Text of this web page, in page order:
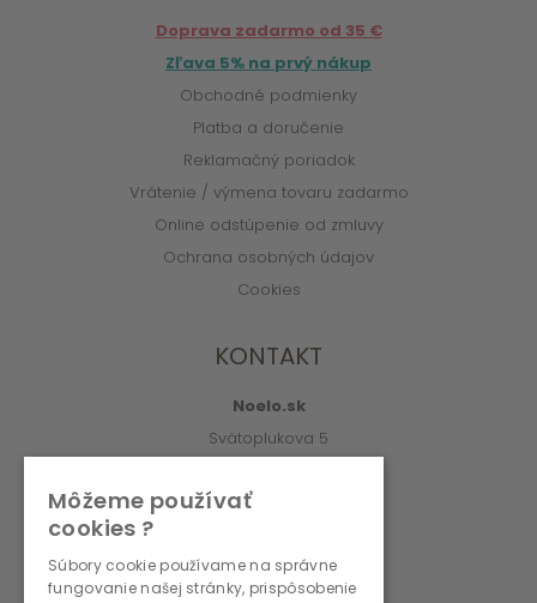
Doprava zadarmo od 35 €
Zľava 5% na prvý nákup
Obchodné podmienky
Platba a doručenie
Reklamačný poriadok
Vrátenie / výmena tovaru zadarmo
Online odstúpenie od zmluvy
Ochrana osobných údajov
Cookies
KONTAKT
Noelo.sk
Svätoplukova 5
info@noelo.sk
Môžeme používať
cookies ?
Súbory cookie používame na správne
fungovanie našej stránky, prispôsobenie